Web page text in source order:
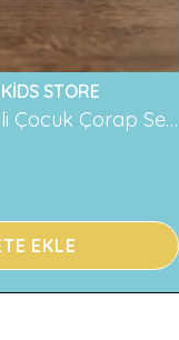
STORE
2'li Ayıcık Desenli Çocuk Çorap Seti Renkli ve Eğlenceli Desenler Rahat ve Yumuşak Kumaş
EKLE